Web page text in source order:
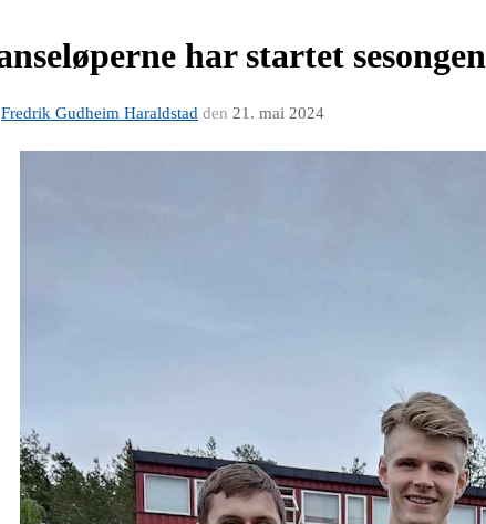
har startet sesongen
Fredrik Gudheim Haraldstad den 21. mai 2024